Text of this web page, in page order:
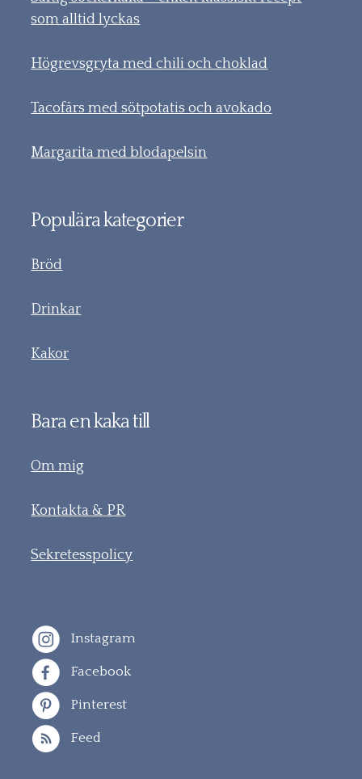
som alltid lyckas
Högrevsgryta med chili och choklad
Tacofärs med sötpotatis och avokado
Margarita med blodapelsin
Populära kategorier
Bröd
Drinkar
Kakor
Bara en kaka till
Om mig
Kontakta & PR
Sekretesspolicy
Instagram
Facebook
Pinterest
Feed